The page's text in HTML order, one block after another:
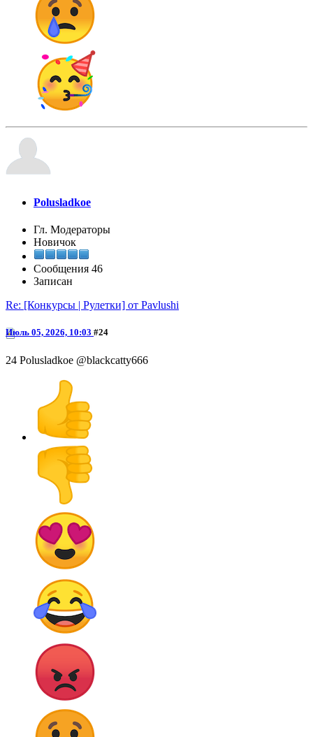
Polusladkoe
Гл. Модераторы
Новичок
Сообщения 46
Записан
Re: [Конкурсы | Рулетки] от Pavlushi
Июль 05, 2026, 10:03 #24
24 Polusladkoe @blackcatty666